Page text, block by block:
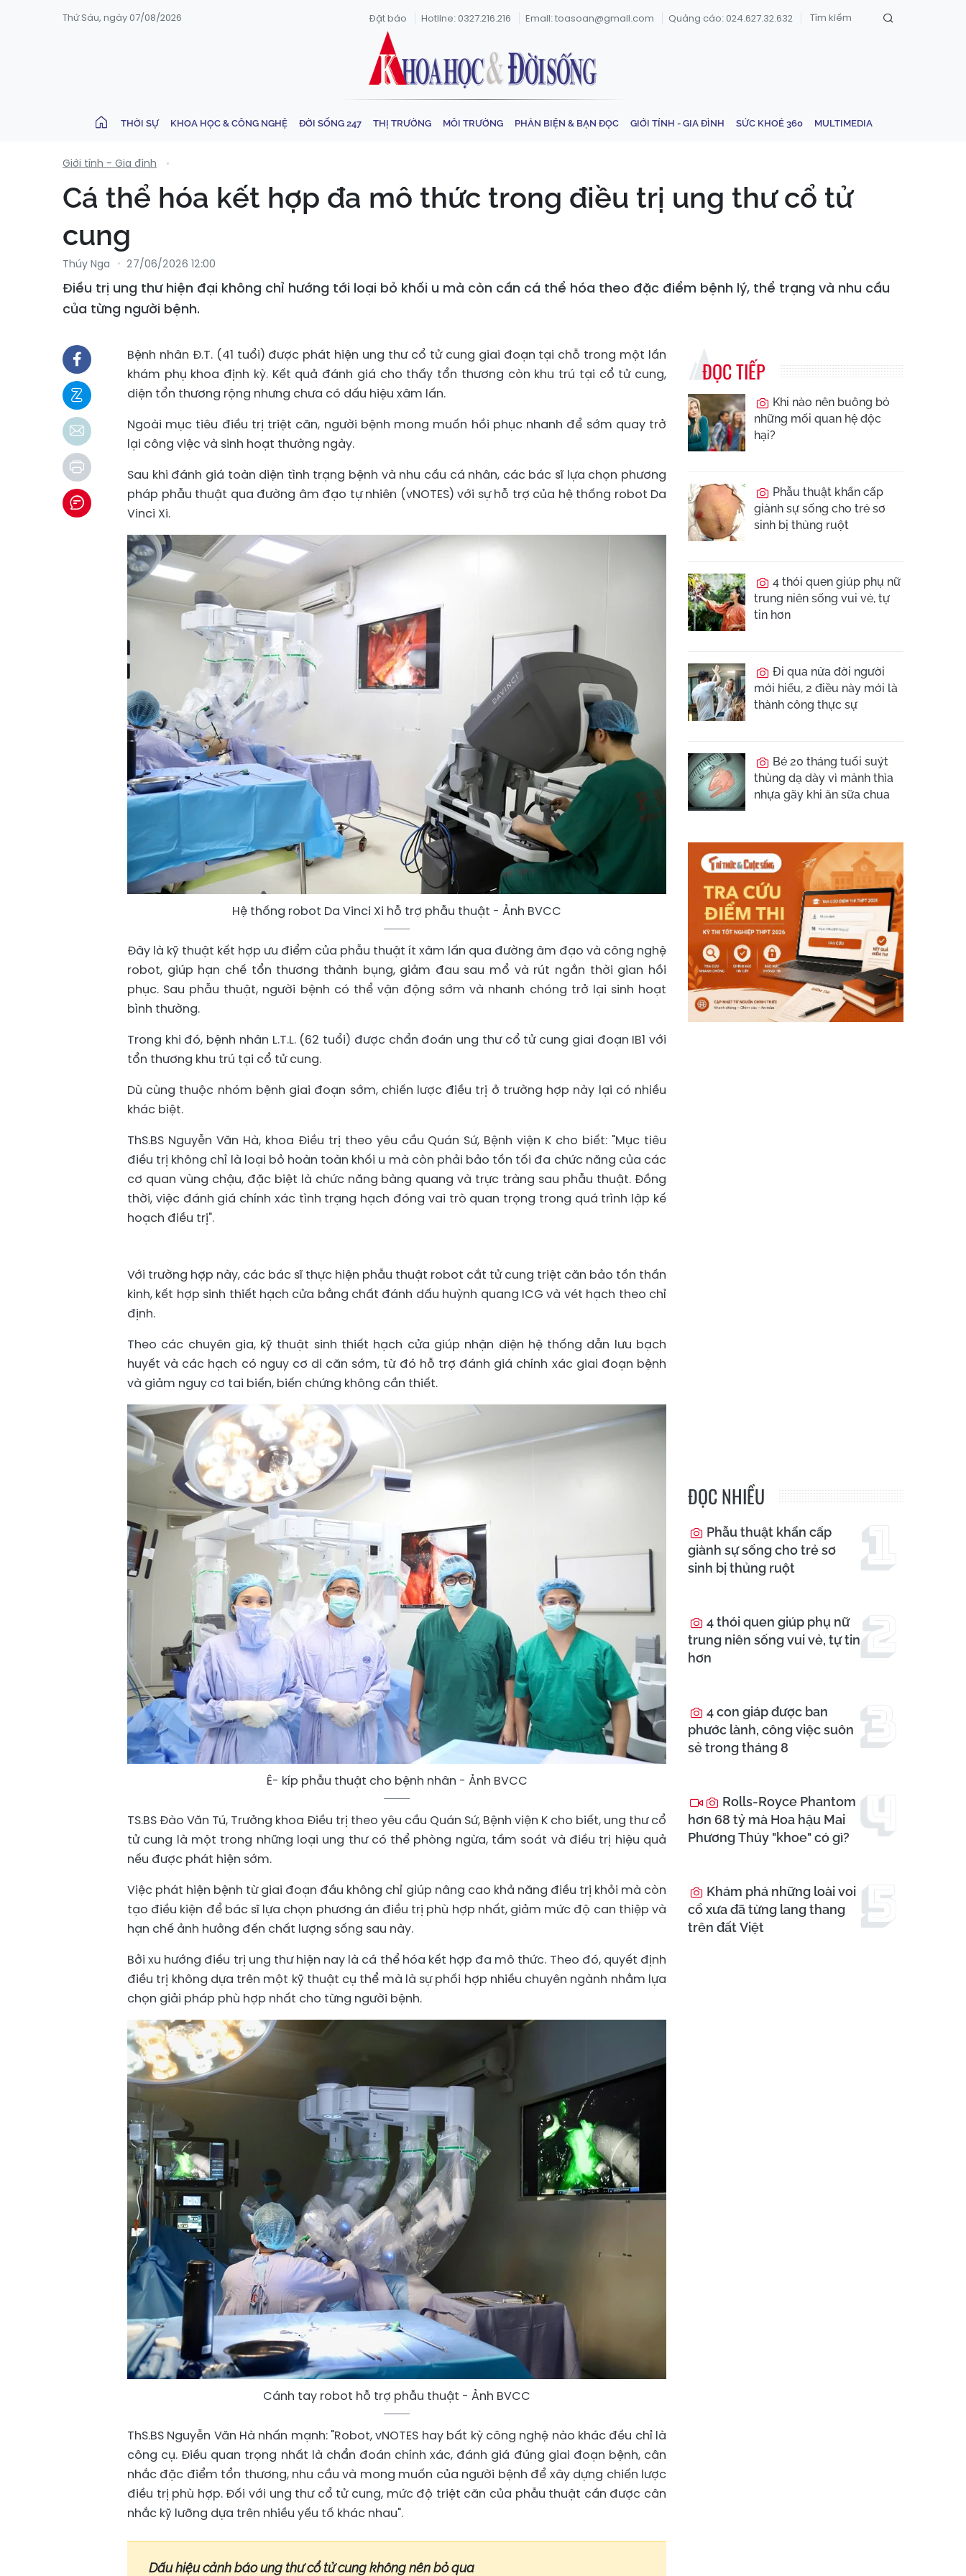
Thứ Sáu, ngày 07/08/2026 Đặt báo Hotline: 0327.216.216 Email: toasoan@gmail.com Quảng cáo: 024.627.32.632
THỜI SỰ KHOA HỌC & CÔNG NGHỆ ĐỜI SỐNG 247 THỊ TRƯỜNG MÔI TRƯỜNG PHẢN BIỆN & BẠN ĐỌC GIỚI TÍNH - GIA ĐÌNH SỨC KHOẺ 360 MULTIMEDIA
Giới tính - Gia đình
Cá thể hóa kết hợp đa mô thức trong điều trị ung thư cổ tử
cung
Thúy Nga 27/06/2026 12:00
Điều trị ung thư hiện đại không chỉ hướng tới loại bỏ khối u mà còn cần cá thể hóa theo đặc điểm bệnh lý, thể trạng và nhu cầu
của từng người bệnh.
Bệnh nhân Đ.T. (41 tuổi) được phát hiện ung thư cổ tử cung giai đoạn tại chỗ trong một lần
khám phụ khoa định kỳ. Kết quả đánh giá cho thấy tổn thương còn khu trú tại cổ tử cung,
diện tổn thương rộng nhưng chưa có dấu hiệu xâm lấn.
Ngoài mục tiêu điều trị triệt căn, người bệnh mong muốn hồi phục nhanh để sớm quay trở
lại công việc và sinh hoạt thường ngày.
Sau khi đánh giá toàn diện tình trạng bệnh và nhu cầu cá nhân, các bác sĩ lựa chọn phương
pháp phẫu thuật qua đường âm đạo tự nhiên (vNOTES) với sự hỗ trợ của hệ thống robot Da
Vinci Xi.
Hệ thống robot Da Vinci Xi hỗ trợ phẫu thuật - Ảnh BVCC
Đây là kỹ thuật kết hợp ưu điểm của phẫu thuật ít xâm lấn qua đường âm đạo và công nghệ
robot, giúp hạn chế tổn thương thành bụng, giảm đau sau mổ và rút ngắn thời gian hồi
phục. Sau phẫu thuật, người bệnh có thể vận động sớm và nhanh chóng trở lại sinh hoạt
bình thường.
Trong khi đó, bệnh nhân L.T.L. (62 tuổi) được chẩn đoán ung thư cổ tử cung giai đoạn IB1 với
tổn thương khu trú tại cổ tử cung.
Dù cùng thuộc nhóm bệnh giai đoạn sớm, chiến lược điều trị ở trường hợp này lại có nhiều
khác biệt.
ThS.BS Nguyễn Văn Hà, khoa Điều trị theo yêu cầu Quán Sứ, Bệnh viện K cho biết: "Mục tiêu
điều trị không chỉ là loại bỏ hoàn toàn khối u mà còn phải bảo tồn tối đa chức năng của các
cơ quan vùng chậu, đặc biệt là chức năng bàng quang và trực tràng sau phẫu thuật. Đồng
thời, việc đánh giá chính xác tình trạng hạch đóng vai trò quan trọng trong quá trình lập kế
hoạch điều trị".
Với trường hợp này, các bác sĩ thực hiện phẫu thuật robot cắt tử cung triệt căn bảo tồn thần
kinh, kết hợp sinh thiết hạch cửa bằng chất đánh dấu huỳnh quang ICG và vét hạch theo chỉ
định.
Theo các chuyên gia, kỹ thuật sinh thiết hạch cửa giúp nhận diện hệ thống dẫn lưu bạch
huyết và các hạch có nguy cơ di căn sớm, từ đó hỗ trợ đánh giá chính xác giai đoạn bệnh
và giảm nguy cơ tai biến, biến chứng không cần thiết.
Ê- kíp phẫu thuật cho bệnh nhân - Ảnh BVCC
TS.BS Đào Văn Tú, Trưởng khoa Điều trị theo yêu cầu Quán Sứ, Bệnh viện K cho biết, ung thư cổ
tử cung là một trong những loại ung thư có thể phòng ngừa, tầm soát và điều trị hiệu quả
nếu được phát hiện sớm.
Việc phát hiện bệnh từ giai đoạn đầu không chỉ giúp nâng cao khả năng điều trị khỏi mà còn
tạo điều kiện để bác sĩ lựa chọn phương án điều trị phù hợp nhất, giảm mức độ can thiệp và
hạn chế ảnh hưởng đến chất lượng sống sau này.
Bởi xu hướng điều trị ung thư hiện nay là cá thể hóa kết hợp đa mô thức. Theo đó, quyết định
điều trị không dựa trên một kỹ thuật cụ thể mà là sự phối hợp nhiều chuyên ngành nhằm lựa
chọn giải pháp phù hợp nhất cho từng người bệnh.
Cánh tay robot hỗ trợ phẫu thuật - Ảnh BVCC
ThS.BS Nguyễn Văn Hà nhấn mạnh: "Robot, vNOTES hay bất kỳ công nghệ nào khác đều chỉ là
công cụ. Điều quan trọng nhất là chẩn đoán chính xác, đánh giá đúng giai đoạn bệnh, cân
nhắc đặc điểm tổn thương, nhu cầu và mong muốn của người bệnh để xây dựng chiến lược
điều trị phù hợp. Đối với ung thư cổ tử cung, mức độ triệt căn của phẫu thuật cần được cân
nhắc kỹ lưỡng dựa trên nhiều yếu tố khác nhau".
Dấu hiệu cảnh báo ung thư cổ tử cung không nên bỏ qua
ĐỌC TIẾP
Khi nào nên buông bỏ
những mối quan hệ độc
hại?
Phẫu thuật khẩn cấp
giành sự sống cho trẻ sơ
sinh bị thủng ruột
4 thói quen giúp phụ nữ
trung niên sống vui vẻ, tự
tin hơn
Đi qua nửa đời người
mới hiểu, 2 điều này mới là
thành công thực sự
Bé 20 tháng tuổi suýt
thủng dạ dày vì mảnh thìa
nhựa gãy khi ăn sữa chua
ĐỌC NHIỀU
Phẫu thuật khẩn cấp
giành sự sống cho trẻ sơ
sinh bị thủng ruột
4 thói quen giúp phụ nữ
trung niên sống vui vẻ, tự tin
hơn
4 con giáp được ban
phước lành, công việc suôn
sẻ trong tháng 8
Rolls-Royce Phantom
hơn 68 tỷ mà Hoa hậu Mai
Phương Thúy "khoe" có gì?
Khám phá những loài voi
cổ xưa đã từng lang thang
trên đất Việt